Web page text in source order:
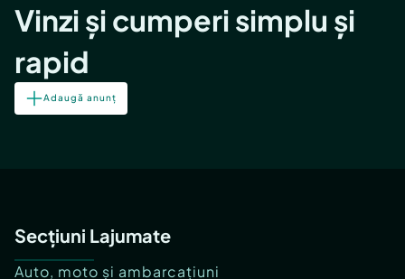
Vinzi și cumperi simplu și
rapid
Adaugă anunț
Secțiuni Lajumate
Auto, moto și ambarcațiuni